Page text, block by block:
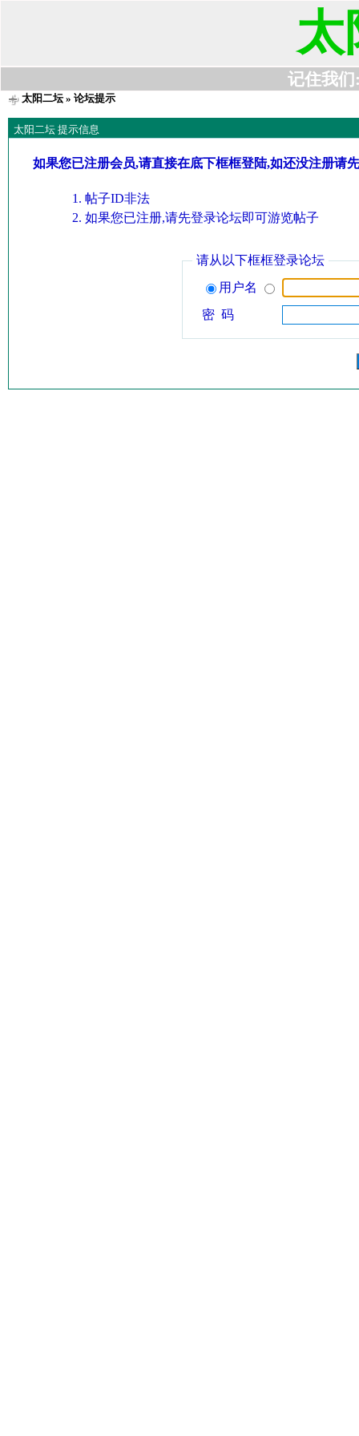
太
记住我们
太阳二坛» 论坛提示
太阳二坛 提示信息
如果您已注册会员,请直接在底下框框登陆,如还没注册请
帖子ID非法
如果您已注册,请先登录论坛即可游览帖子
请从以下框框登录论坛
用户名
密 码